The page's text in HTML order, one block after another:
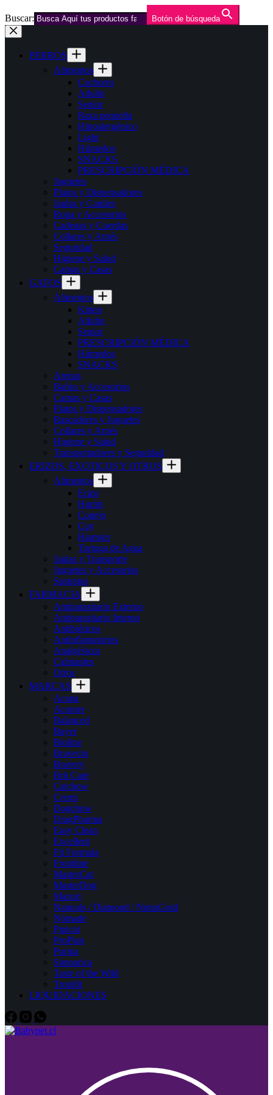
Buscar: Botón de búsqueda
Saltar
al
contenidoPERROS
Alimentos
Cachorro
Adulto
Senior
Raza pequeña
Hipoalergénico
Light
Húmedos
SNACKS
PRESCRIPCIÓN MÉDICA
Juguetes
Platos y Dispensadores
Jaulas y Caniles
Ropa y Accesorios
Cadenas y Cuerdas
Collares y Arnés
Seguridad
Higiene y Salud
Camas y Casas
GATOS
Alimentos
Kitten
Adulto
Senior
PRESCRIPCIÓN MÉDICA
Húmedos
SNACKS
Arenas
Baños y Accesorios
Camas y Casas
Platos y Dispensadores
Rascadores y Juguetes
Collares y Arnés
Higiene y Salud
Transportadores y Seguridad
ERIZOS, EXOTICOS Y OTROS
Alimentos
Erizo
Hurón
Conejo
Cuy
Hamster
Tortuga de Agua
Jaulas y Transporte
Juguetes y Accesorios
Sustratos
FARMACIA
Antiparasitario Externo
Antiparasitario Interno
Antibióticos
Antinflamatorios
Analgésicos
Calmantes
Otros
MARCAS
Acana
Acomer
Balanced
Bayer
Bioline
Bravecto
Bravery
Brit Care
Catchow
Cremi
Dogchow
DragPharma
Easy Clean
Excellent
Fit Formula
Frontline
MasterCat
MasterDog
Mazuri
Naturals / Diamond / NutraGold
Nómade
Pipicat
ProPlan
Purina
Simparica
Taste of the Wild
Tropifit
LIQUIDACIONES